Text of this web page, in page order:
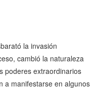
la invasión
cambió la naturaleza
poderes extraordinarios
a manifestarse en algunos